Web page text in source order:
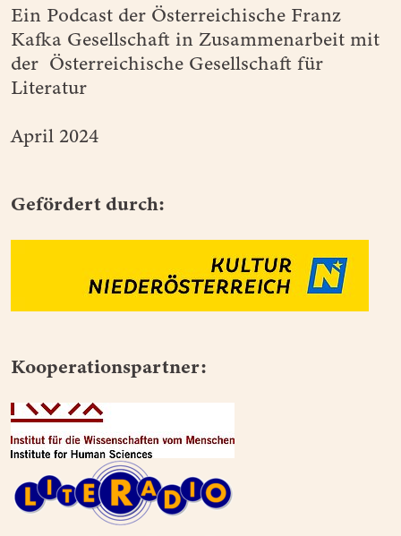
Ein Podcast der Österreichische Franz
Kafka Gesellschaft in Zusammenarbeit mit
der Österreichische Gesellschaft für
Literatur
April 2024
Gefördert durch:
Kooperationspartner: